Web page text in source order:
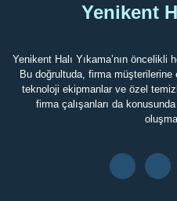
Yenikent
Yenikent Halı Yıkama’nın
Bu doğrultuda, firma
teknoloji ekipmanlar ve özel
firma çalışanları da